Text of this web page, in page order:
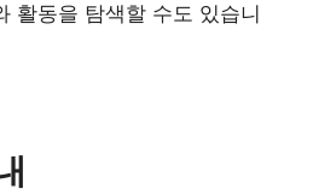
활동을 탐색할 수도 있습니